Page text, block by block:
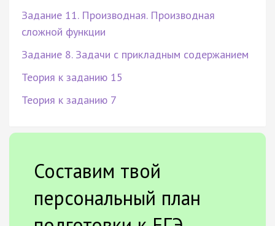
Задание 11. Производная. Производная
сложной функции
Задание 8. Задачи с прикладным содержанием
Теория к заданию 15
Теория к заданию 7
Составим твой
персональный план